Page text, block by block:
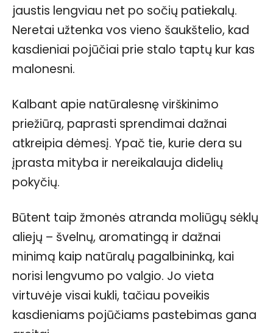
jaustis lengviau net po sočių patiekalų.
Neretai užtenka vos vieno šaukštelio, kad
kasdieniai pojūčiai prie stalo taptų kur kas
malonesni.
Kalbant apie natūralesnę virškinimo
priežiūrą, paprasti sprendimai dažnai
atkreipia dėmesį. Ypač tie, kurie dera su
įprasta mityba ir nereikalauja didelių
pokyčių.
Būtent taip žmonės atranda moliūgų sėklų
aliejų – švelnų, aromatingą ir dažnai
minimą kaip natūralų pagalbininką, kai
norisi lengvumo po valgio. Jo vieta
virtuvėje visai kukli, tačiau poveikis
kasdieniams pojūčiams pastebimas gana